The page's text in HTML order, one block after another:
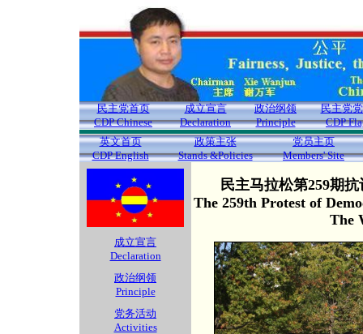
民主党首页
CDP Chinese
成立宣言
Declaration
政治纲领
Principle
民主党
CDP
英文首页
CDP English
政策主张
Stands &Policies
党员主页
Members' Site
成立宣言
Declaration
政治纲领
Principle
党务活动
Activities
民主马拉松第259期
The 259th Protest of
The